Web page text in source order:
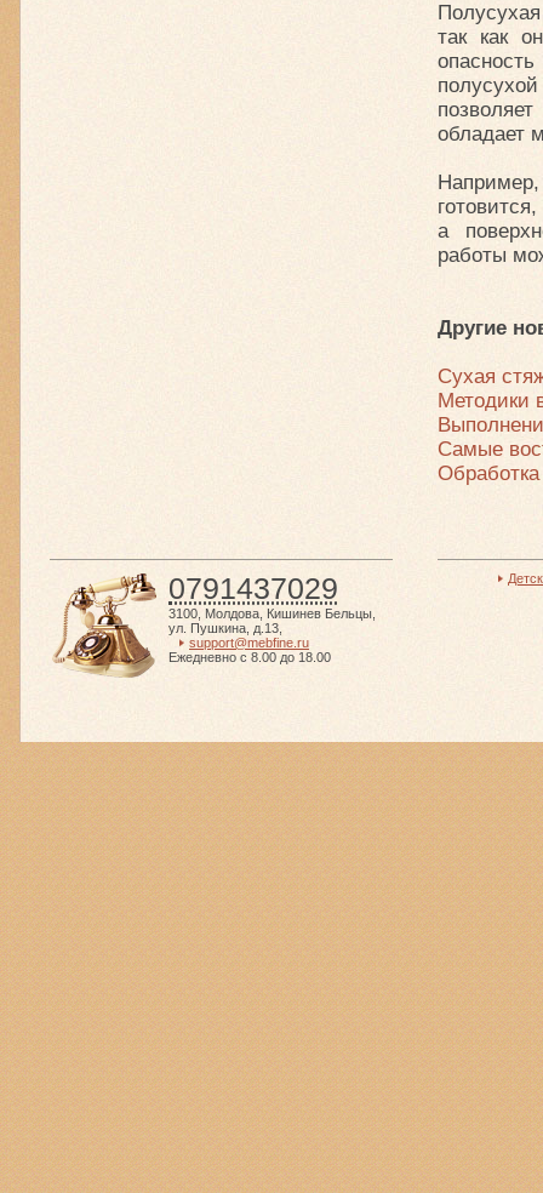
так как
обладает
а
работы
Другие
Сухая
Методики
Самые
0791437029
3100 Молдова Кишинев Бельцы
ул. Пушкина, д.13
support@mebfine.ru
Ежедневно с 8.00 до 18.00